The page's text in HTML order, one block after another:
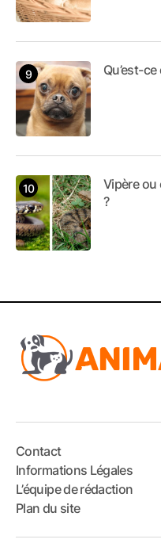
Qu’est-
Vipère ou
?
Contact
Informations Légales
L’équipe de rédaction
Plan du site